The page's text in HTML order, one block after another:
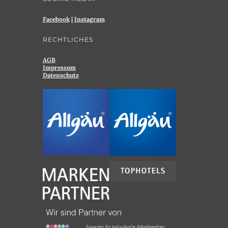
Facebook| Instagram
RECHTLICHES
AGB
Impressum
Datenschutz